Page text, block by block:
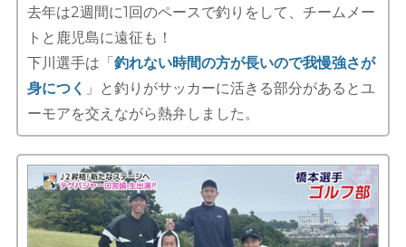
去年は2週間に1回のペースで釣りをして、チームメー
トと鹿児島に遠征も！
下川選手は「釣れない時間の方が長いので我慢強さが
身につく 」と釣りがサッカーに活きる部分があるとユ
ーモアを交えながら熱弁しました。